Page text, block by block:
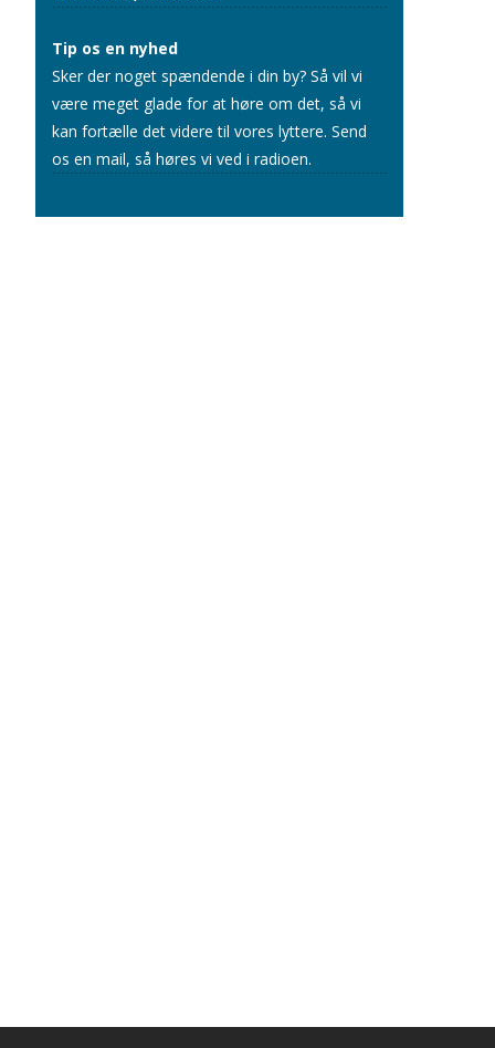
Tip os en nyhed
Sker der noget spændende i din by? Så vil vi
være meget glade for at høre om det, så vi
kan fortælle det videre til vores lyttere. Send
os en mail, så høres vi ved i radioen.